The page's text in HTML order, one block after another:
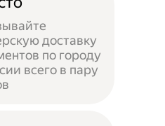
доставку
по городу
всего в пару